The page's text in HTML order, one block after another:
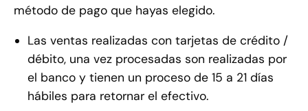
método de pago que hayas elegido.
Las ventas realizadas con tarjetas de crédito /
débito, una vez procesadas son realizadas por
el banco y tienen un proceso de 15 a 21 días
hábiles para retornar el efectivo.